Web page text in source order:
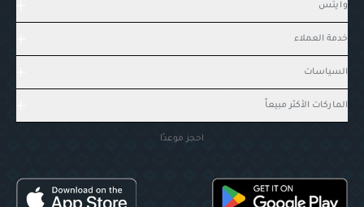
وايتس
خدمة العملاء
السياسات
الماركات الأكثر مبيعاً
احجز موعدًا